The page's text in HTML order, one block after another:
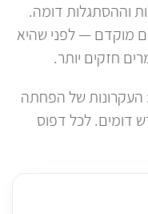
וההסתגלות דומה.
מוקדם — לפני שהיא
חזקים יותר.
העקרונות של הפחתה
דומים. לכל דפוס